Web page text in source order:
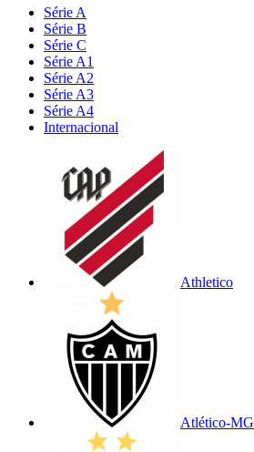
Série A
Série B
Série C
Série A1
Série A2
Série A3
Série A4
Internacional
Athletico
Atlético-MG